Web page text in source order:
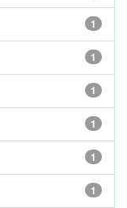
1
1
1
1
1
1